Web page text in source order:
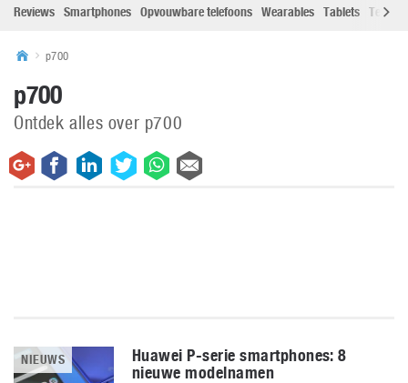
Reviews Smartphones Opvouwbare telefoons Wearables Tablets
p700
p700
Ontdek alles over p700
NIEUWS
Huawei P-serie smartphones: 8
nieuwe modelnamen